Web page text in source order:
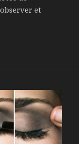
et
pour brune aux